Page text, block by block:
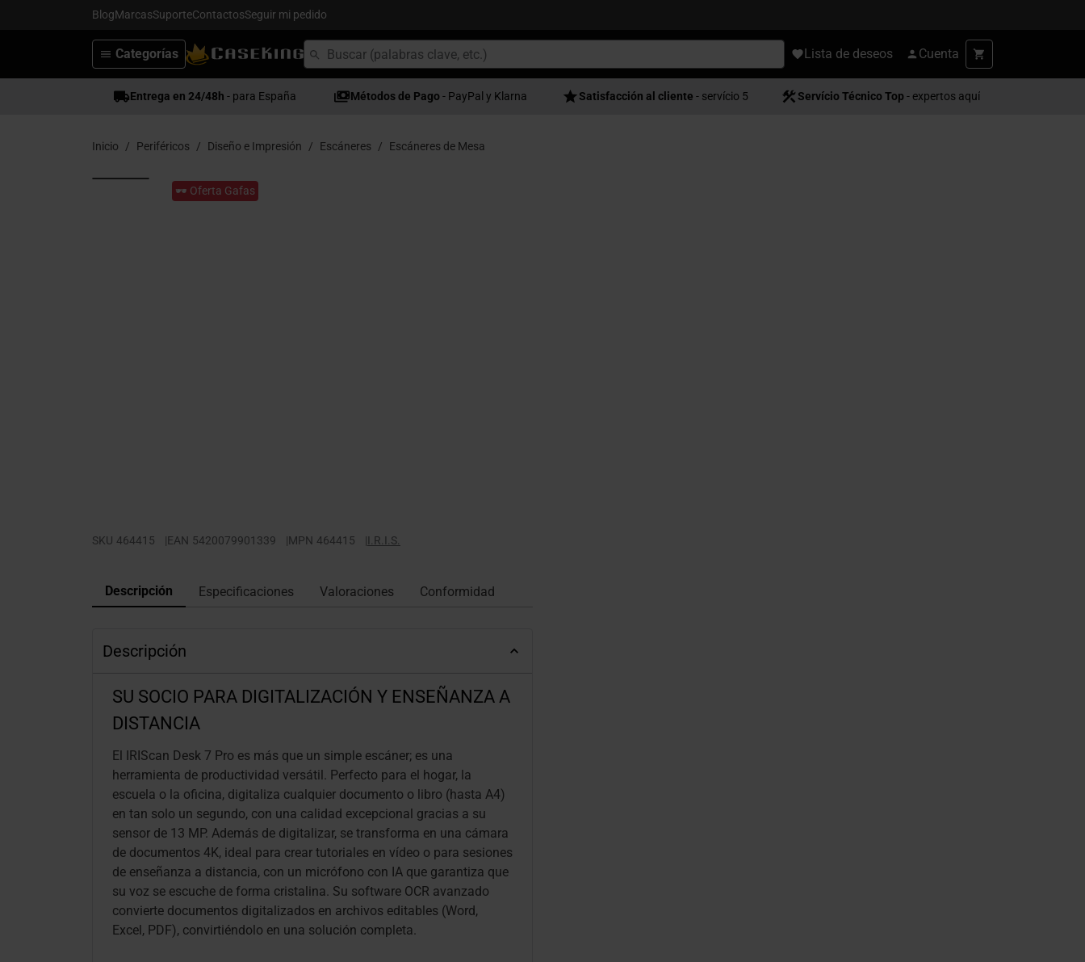
BlogMarcasSuporteContactosSeguir mi pedido
Lista de deseos Cuenta
Categorías
Entrega en 24/48h - para España Métodos de Pago - PayPal y Klarna Satisfacción al cliente - servício 5 Servício Técnico Top - expertos aquí
Inicio Periféricos Diseño e Impresión Escáneres Escáneres de Mesa
🕶️ Oferta Gafas
SKU 464415 |EAN 5420079901339 |MPN 464415 |I.R.I.S.
Descripción Especificaciones Valoraciones Conformidad
Descripción
SU SOCIO PARA DIGITALIZACIÓN Y ENSEÑANZA A
DISTANCIA
El IRIScan Desk 7 Pro es más que un simple escáner; es una
herramienta de productividad versátil. Perfecto para el hogar, la
escuela o la oficina, digitaliza cualquier documento o libro (hasta A4)
en tan solo un segundo, con una calidad excepcional gracias a su
sensor de 13 MP. Además de digitalizar, se transforma en una cámara
de documentos 4K, ideal para crear tutoriales en vídeo o para sesiones
de enseñanza a distancia, con un micrófono con IA que garantiza que
su voz se escuche de forma cristalina. Su software OCR avanzado
convierte documentos digitalizados en archivos editables (Word,
Excel, PDF), convirtiéndolo en una solución completa.